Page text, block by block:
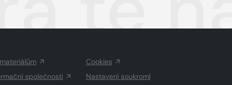
společnosti
Cookies
Nastavení soukromí